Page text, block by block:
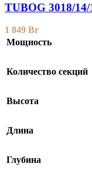
TUBOG 3018/
1 849 Br
Мощность
Количество секций
Высота
Длина
Глубина